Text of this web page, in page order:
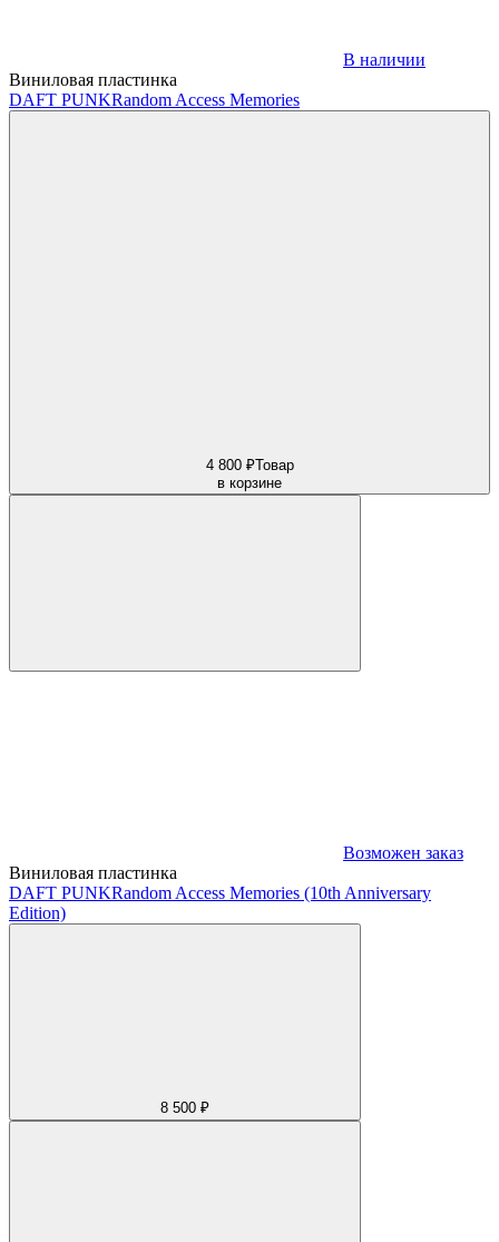
В наличии
Виниловая пластинка
DAFT PUNKRandom Access Memories
4 800 ₽Товар
в корзине
Возможен заказ
Виниловая пластинка
DAFT PUNKRandom Access Memories (10th Anniversary
Edition)
8 500 ₽